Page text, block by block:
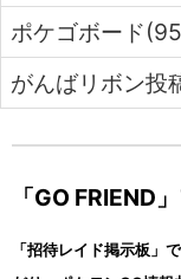
ポケゴボード
がんばリボン投
「GO FRIEND
「招待レイド掲示板」